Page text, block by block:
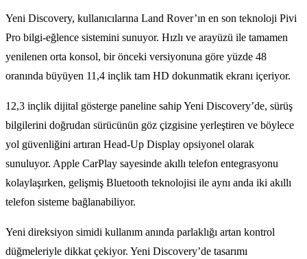
Yeni Discovery, kullanıcılarına Land Rover’ın en son teknoloji Pivi
Pro bilgi-eğlence sistemini sunuyor. Hızlı ve arayüzü ile tamamen
yenilenen orta konsol, bir önceki versiyonuna göre yüzde 48
oranında büyüyen 11,4 inçlik tam HD dokunmatik ekranı içeriyor.
12,3 inçlik dijital gösterge paneline sahip Yeni Discovery’de, sürüş
bilgilerini doğrudan sürücünün göz çizgisine yerleştiren ve böylece
yol güvenliğini artıran Head-Up Display opsiyonel olarak
sunuluyor. Apple CarPlay sayesinde akıllı telefon entegrasyonu
kolaylaşırken, gelişmiş Bluetooth teknolojisi ile aynı anda iki akıllı
telefon sisteme bağlanabiliyor.
Yeni direksiyon simidi kullanım anında parlaklığı artan kontrol
düğmeleriyle dikkat çekiyor. Yeni Discovery’de tasarımı